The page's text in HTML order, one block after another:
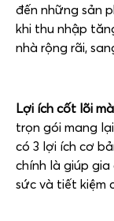
đến những sản
khi thu nhập
nhà rộng rãi,
Lợi ích cốt lõi
trọn gói mang
có 3 lợi ích cơ
chính là giúp
sức và tiết kiệm